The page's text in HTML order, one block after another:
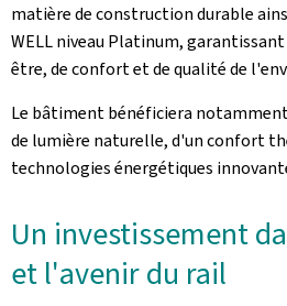
matière de construction durable
WELL niveau Platinum,
être, de confort et de qualité de
Le bâtiment bénéficiera
de lumière naturelle, d'un confort
technologies énergétiques
Un investissement
et l'avenir du rail